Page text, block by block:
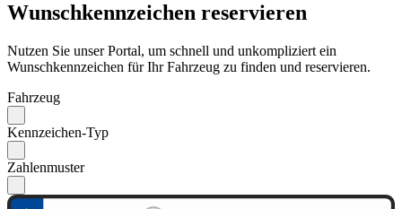
Wunschkennzeichen reservieren
Nutzen Sie unser Portal, um schnell und unkompliziert ein
Wunschkennzeichen für Ihr Fahrzeug zu finden und reservieren.
Fahrzeug
Kennzeichen-Typ
Zahlenmuster